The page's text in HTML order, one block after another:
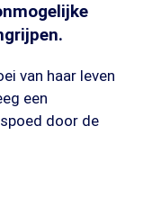
van haar leven
een
door de